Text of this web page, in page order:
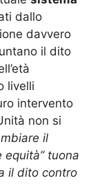
dallo
davvero
il dito
livelli
intervento
non si
il
tuona
il dito contro